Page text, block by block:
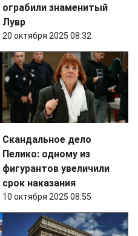
ограбили знаменитый
Лувр
20 октября 2025 08:32
Скандальное дело
Пелико: одному из
фигурантов увеличили
срок наказания
10 октября 2025 08:55